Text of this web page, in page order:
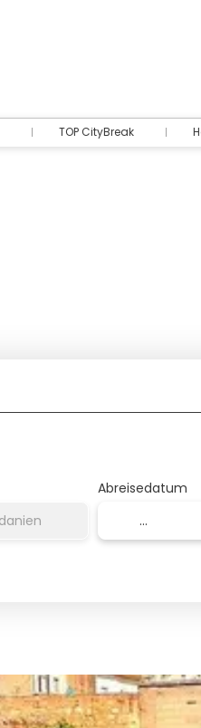
TOP CityBreak
Abreisedatum